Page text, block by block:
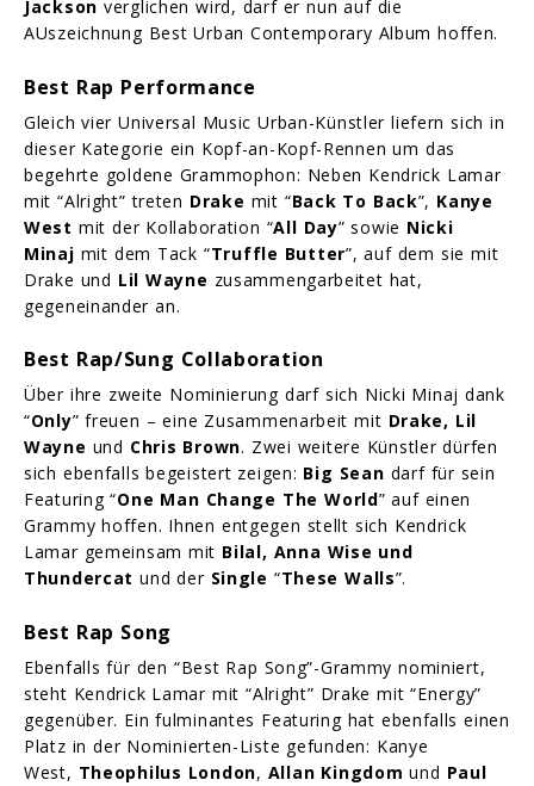
Jackson verglichen wird, darf er nun auf die
AUszeichnung Best Urban Contemporary Album hoffen.
Best Rap Performance
Gleich vier Universal Music Urban-Künstler liefern sich in
dieser Kategorie ein Kopf-an-Kopf-Rennen um das
begehrte goldene Grammophon: Neben Kendrick Lamar
mit “Alright” treten Drake mit “Back To Back”, Kanye
West mit der Kollaboration “All Day” sowie Nicki
Minaj mit dem Tack “Truffle Butter”, auf dem sie mit
Drake und Lil Wayne zusammengarbeitet hat,
gegeneinander an.
Best Rap/Sung Collaboration
Über ihre zweite Nominierung darf sich Nicki Minaj dank
“Only” freuen – eine Zusammenarbeit mit Drake, Lil
Wayne und Chris Brown. Zwei weitere Künstler dürfen
sich ebenfalls begeistert zeigen: Big Sean darf für sein
Featuring “One Man Change The World” auf einen
Grammy hoffen. Ihnen entgegen stellt sich Kendrick
Lamar gemeinsam mit Bilal, Anna Wise und
Thundercatund der Single “These Walls”.
Best Rap Song
Ebenfalls für den “Best Rap Song”-Grammy nominiert,
steht Kendrick Lamar mit “Alright” Drake mit “Energy”
gegenüber. Ein fulminantes Featuring hat ebenfalls einen
Platz in der Nominierten-Liste gefunden: Kanye
West, Theophilus London, Allan Kingdom und Paul